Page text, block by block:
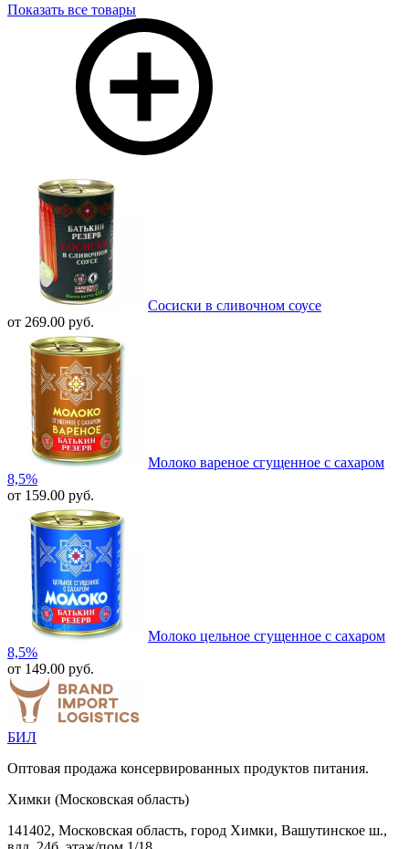
Показать все товары
Сосиски в сливочном соусе
от 269.00 руб.
Молоко вареное сгущенное с сахаром
8,5%
от 159.00 руб.
Молоко цельное сгущенное с сахаром
8,5%
от 149.00 руб.
БИЛ
Оптовая продажа консервированных продуктов питания.
Химки (Московская область)
141402, Московская область, город Химки, Вашутинское ш.,